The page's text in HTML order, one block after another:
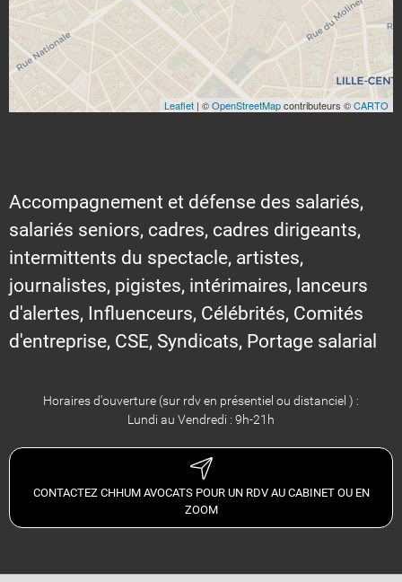
Leaflet | ©OpenStreetMapcontributeurs ©CARTO
Accompagnement et défense des salariés,
salariés seniors, cadres, cadres dirigeants,
intermittents du spectacle, artistes,
journalistes, pigistes, intérimaires, lanceurs
d'alertes, Influenceurs, Célébrités, Comités
d'entreprise, CSE, Syndicats, Portage salarial
Horaires d'ouverture (sur rdv en présentiel ou distanciel ) :
Lundi au Vendredi : 9h-21h
CONTACTEZ CHHUM AVOCATS POUR UN RDV AU CABINET OU EN
ZOOM